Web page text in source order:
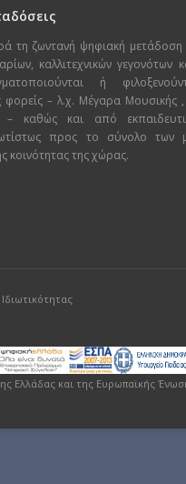
τη ζωντανή ψηφιακή
καλλιτεχνικών γεγονότων
ή
φορείς – λ.χ. Μέγαρα Μουσικής
– καθώς και από
προς το σύνολο των
κοινότητας της χώρας.
Ελλάδας και της Ευρωπαϊκής